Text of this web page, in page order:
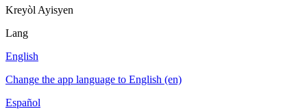
Kreyòl Ayisyen
Lang
English
Change the app language to English (en)
Español